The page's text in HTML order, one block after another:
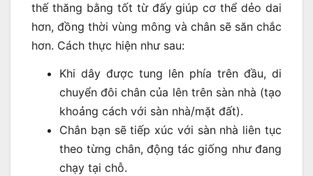
thế thăng bằng tốt từ đấy giúp cơ thể dẻo dai
hơn, đồng thời vùng mông và chân sẽ săn chắc
hơn. Cách thực hiện như sau:
Khi dây được tung lên phía trên đầu, di
chuyển đôi chân của lên trên sàn nhà (tạo
khoảng cách với sàn nhà/mặt đất).
Chân bạn sẽ tiếp xúc với sàn nhà liên tục
theo từng chân, động tác giống như đang
chạy tại chỗ.